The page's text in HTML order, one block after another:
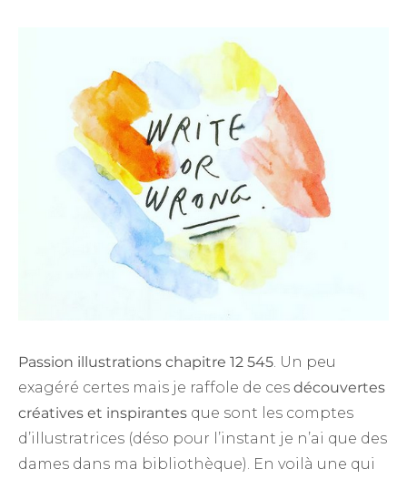
Passion illustrations chapitre 12 545 . Un peu
exagéré certes mais je raffole de ces découvertes
créatives et inspirantes que sont les comptes
d’illustratrices (déso pour l’instant je n’ai que des
dames dans ma bibliothèque). En voilà une qui